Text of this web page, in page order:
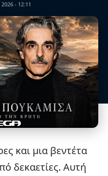
- 12:11
και μια βεντέτα
δεκαετίες. Αυτή